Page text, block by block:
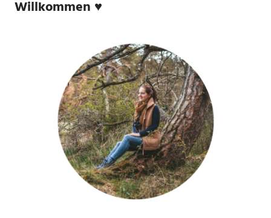
Willkommen ♥